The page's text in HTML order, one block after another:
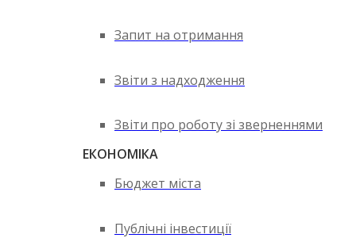
Запит на отримання
Звіти з надходження
Звіти про роботу зі зверненнями
ЕКОНОМІКА
Бюджет міста
Публічні інвестиції